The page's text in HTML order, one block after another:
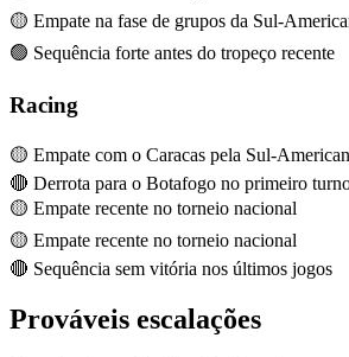
🟡 Empate na fase de grupos da Sul-
🟢 Sequência forte antes do tropeço recente
Racing
🟡 Empate com o Caracas pela Sul-
🔴 Derrota para o Botafogo no primeiro
🟡 Empate recente no torneio nacional
🟡 Empate recente no torneio nacional
🔴 Sequência sem vitória nos últimos jogos
Prováveis escalações